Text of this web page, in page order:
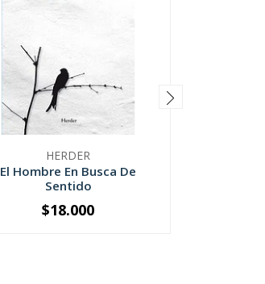
HERDER
El Hombre En Busca De
Sentido
+
$18.000